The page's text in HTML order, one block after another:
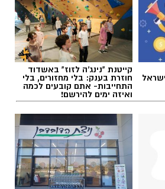
קייטנת "נינג'ה לזוז" באשדוד
חוזרת בענק: בלי מחזורים, בלי
התחייבות- אתם קובעים לכמה
ואיזה ימים להירשם!